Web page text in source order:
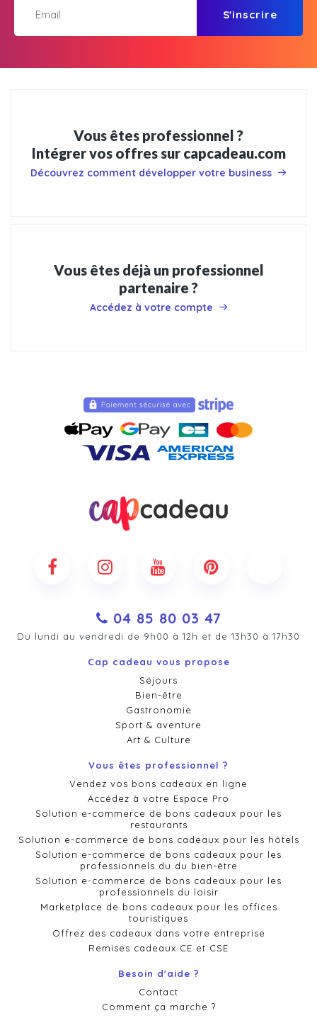
S'inscrire
Vous êtes professionnel ?
Intégrer vos offres sur capcadeau.com
Découvrez comment développer votre business
Vous êtes déjà un professionnel
partenaire ?
Accédez à votre compte
04 85 80 03 47
Du lundi au vendredi de 9h00 à 12h et de 13h30 à 17h30
Cap cadeau vous propose
Séjours
Bien-être
Gastronomie
Sport & aventure
Art & Culture
Vous êtes professionnel ?
Vendez vos bons cadeaux en ligne
Accédez à votre Espace Pro
Solution e-commerce de bons cadeaux pour les
restaurants
Solution e-commerce de bons cadeaux pour les hôtels
Solution e-commerce de bons cadeaux pour les
professionnels du du bien-être
Solution e-commerce de bons cadeaux pour les
professionnels du loisir
Marketplace de bons cadeaux pour les offices
touristiques
Offrez des cadeaux dans votre entreprise
Remises cadeaux CE et CSE
Besoin d'aide ?
Contact
Comment ça marche ?